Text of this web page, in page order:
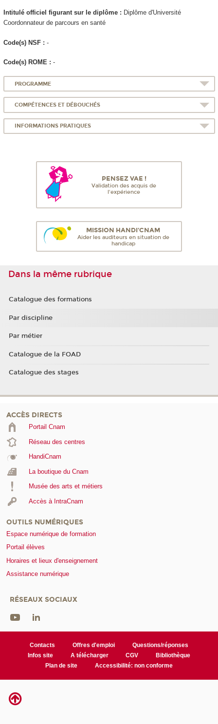
Intitulé officiel figurant sur le diplôme : Diplôme d'Université
Coordonnateur de parcours en santé
Code(s) NSF : -
Code(s) ROME : -
PROGRAMME
COMPÉTENCES ET DÉBOUCHÉS
INFORMATIONS PRATIQUES
PENSEZ VAE !
Validation des acquis de
l'expérience
MISSION HANDI'CNAM
Aider les auditeurs en situation de
handicap
Dans la même rubrique
Catalogue des formations
Par discipline
Par métier
Catalogue de la FOAD
Catalogue des stages
ACCÈS DIRECTS
Portail Cnam
Réseau des centres
HandiCnam
La boutique du Cnam
Musée des arts et métiers
Accès à IntraCnam
OUTILS NUMÉRIQUES
Espace numérique de formation
Portail élèves
Horaires et lieux d'enseignement
Assistance numérique
RÉSEAUX SOCIAUX
Contacts Offres d'emploi
Questions/réponses
Infos site
A télécharger CGV
Bibliothèque
Plan de site
Accessibilité: non conforme